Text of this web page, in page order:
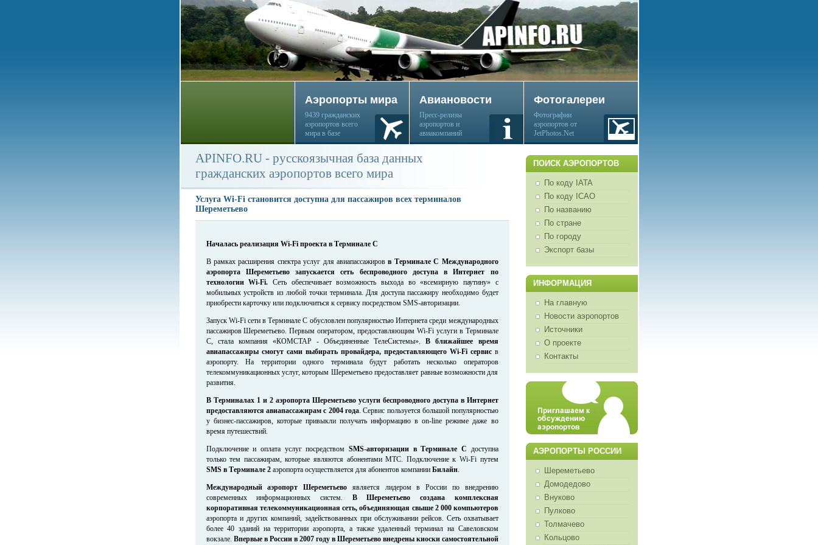
Аэропорты мира
9439 гражданских
аэропортов всего
мира в базе
Авиановости
Пресс-релизы
аэропортов и
авиакомпаний
Фотогалереи
Фотографии
аэропортов от
JetPhotos.Net
ПОИСК АЭРОПОРТОВ
По коду IATA
По коду ICAO
По названию
По стране
По городу
Экспорт базы
ИНФОРМАЦИЯ
На главную
Новости аэропортов
Источники
О проекте
Контакты
АЭРОПОРТЫ РОССИИ
Шереметьево
Домодедово
Внуково
Пулково
Толмачево
Кольцово
APINFO.RU - русскоязычная база данных
гражданских аэропортов всего мира
Услуга Wi-Fi становится доступна для пассажиров всех терминалов
Шереметьево
Началась реализация Wi-Fi проекта в Терминале С
В рамках расширения спектра услуг для авиапассажировв Терминале С Международного
аэропорта Шереметьево запускается сеть беспроводного доступа в Интернет по
технологии Wi-Fi. Сеть обеспечивает возможность выхода во «всемирную паутину» с
мобильных устройств из любой точки терминала. Для доступа пассажиру необходимо будет
приобрести карточку или подключиться к сервису посредством SMS-авторизации.
Запуск Wi-Fi сети в Терминале С обусловлен популярностью Интернета среди международных
пассажиров Шереметьево. Первым оператором, предоставляющим Wi-Fi услуги в Терминале
С, стала компания «КОМСТАР - Объединенные ТелеСистемы».В ближайшее время
авиапассажиры смогут сами выбирать провайдера, предоставляющего Wi-Fi сервисв
аэропорту. На территории одного терминала будут работать несколько операторов
телекоммуникационных услуг, которым Шереметьево предоставляет равные возможности для
развития.
В Терминалах 1 и 2 аэропорта Шереметьево услуги беспроводного доступа в Интернет
предоставляются авиапассажирам с 2004 года . Сервис пользуется большой популярностью
у бизнес-пассажиров, которые привыкли получать информацию в on-line режиме даже во
время путешествий.
Подключение и оплата услуг посредством SMS-авторизации в Терминале С доступна
только тем пассажирам, которые являются абонентами МТС. Подключение к Wi-Fi путем
SMS в Терминале 2аэропорта осуществляется для абонентов компании Билайн.
Международный аэропорт Шереметьево является лидером в России по внедрению
современных информационных систем. В Шереметьево создана комплексная
корпоративная телекоммуникационная сеть, объединяющая свыше 2 000 компьютеров
аэропорта и других компаний, задействованных при обслуживании рейсов. Сеть охватывает
более 40 зданий на территории аэропорта, а также удаленный терминал на Савеловском
вокзале. Впервые в России в 2007 году в Шереметьево внедрены киоски самостоятельной